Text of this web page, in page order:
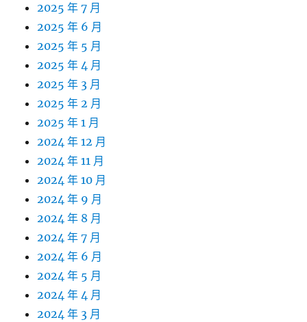
2025 年 7 月
2025 年 6 月
2025 年 5 月
2025 年 4 月
2025 年 3 月
2025 年 2 月
2025 年 1 月
2024 年 12 月
2024 年 11 月
2024 年 10 月
2024 年 9 月
2024 年 8 月
2024 年 7 月
2024 年 6 月
2024 年 5 月
2024 年 4 月
2024 年 3 月